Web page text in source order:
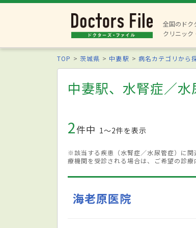
全国のドク
クリニック
TOP 茨城県 中妻駅 病名カテゴリから
中妻駅、水腎症／水
2件中 1〜2件を表示
※該当する疾患（水腎症／水尿管症）に関
療機関を受診される場合は、ご希望の診
海老原医院